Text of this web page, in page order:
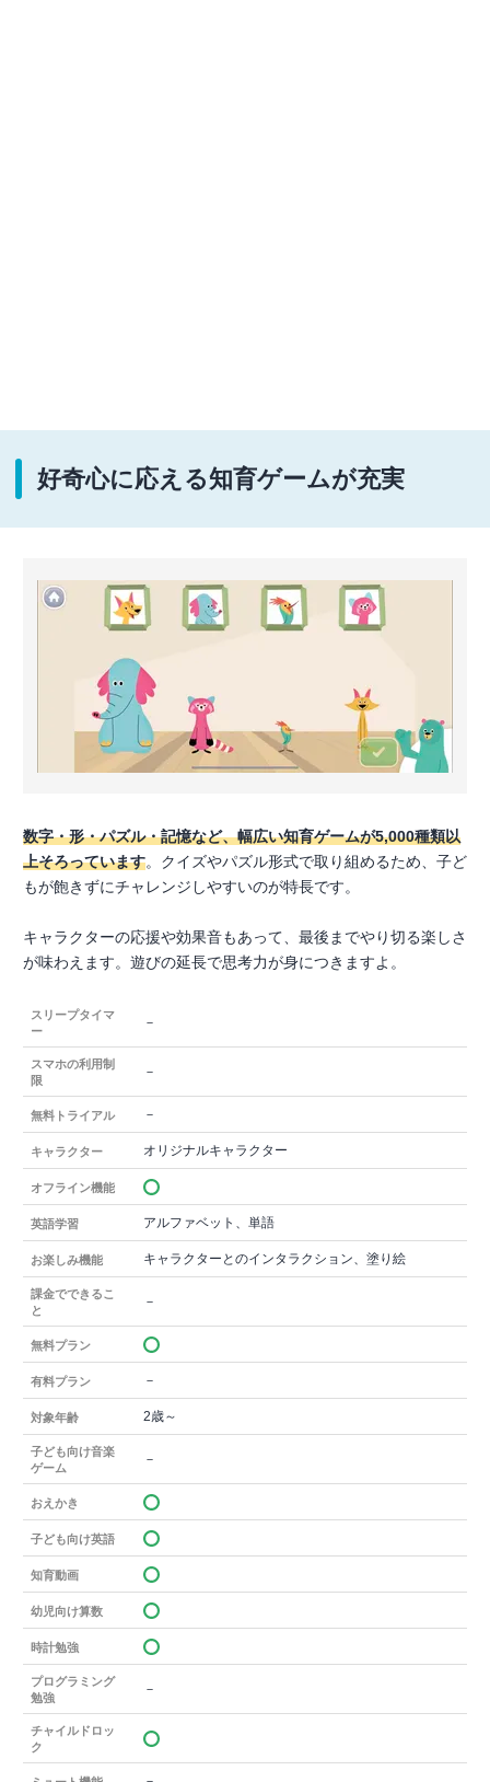
好奇心に応える知育ゲームが充実
数字・形・パズル・記憶など、幅広い知育ゲームが5,000種類以
上そろっています。クイズやパズル形式で取り組めるため、子ど
もが飽きずにチャレンジしやすいのが特長です。
キャラクターの応援や効果音もあって、最後までやり切る楽しさ
が味わえます。遊びの延長で思考力が身につきますよ。
スリープタイマ
ー
－
スマホの利用制
限
－
無料トライアル －
キャラクター オリジナルキャラクター
オフライン機能
英語学習 アルファベット、単語
お楽しみ機能 キャラクターとのインタラクション、塗り絵
課金でできるこ
と
－
無料プラン
有料プラン －
対象年齢 2歳～
子ども向け音楽
ゲーム
－
おえかき
子ども向け英語
知育動画
幼児向け算数
時計勉強
プログラミング
勉強
－
チャイルドロッ
ク